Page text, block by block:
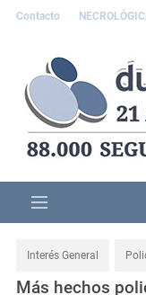
Contacto
Interés General
Más hechos